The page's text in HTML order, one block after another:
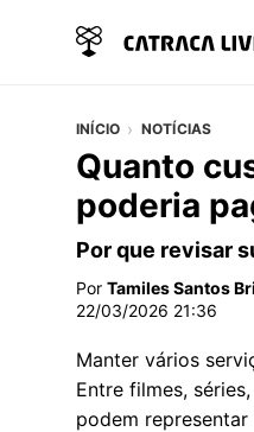
INÍCIO NOTÍCIAS
Quanto
poderia
Por que revisar
Por Tamiles Santos
22/03/2026 21:36
Manter vários
Entre filmes,
podem